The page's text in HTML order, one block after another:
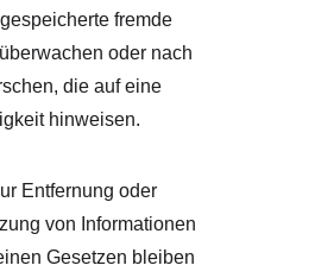
fremde
oder nach
die auf eine
hinweisen.
Entfernung oder
von Informationen
Gesetzen bleiben